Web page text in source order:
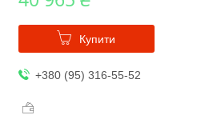
Купити
+380 (95) 316-55-52